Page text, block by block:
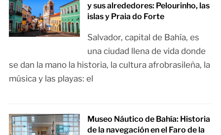
y sus alrededores: Pelourinho, las
islas y Praia do Forte
Salvador, capital de Bahía, es
una ciudad llena de vida donde
se dan la mano la historia, la cultura afrobrasileña, la
música y las playas: el
Museo Náutico de Bahía: Historia
de la navegación en el Faro de la